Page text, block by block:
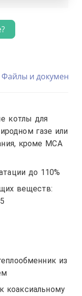
Файлы и документы
котлы для
газе или
кроме MCA
до 110%
веществ:
из
коаксиальному